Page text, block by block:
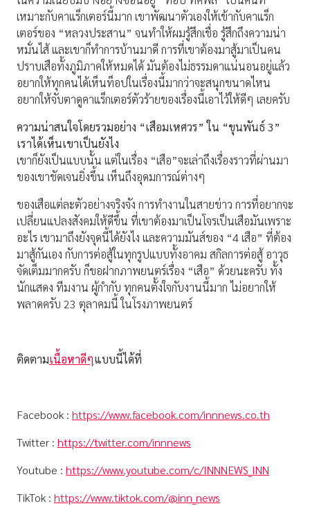
เหมาะกับคาแร็กเตอร์นี้มาก เขาพัฒนาตัวเองให้เข้ากับคาแร็ก
เตอร์ของ “หลวงประสาน” จนทำให้ผมรู้สึกเชื่อ รู้สึกถึงความน่า
หมั่นไส้ และเขาก็ทำการบ้านมาดี การที่เขาต้องมาสู้มาเป็นคน
ปราบเสือทั้งภูมิภาคให้หมดได้ มันต้องไม่ธรรมดาแน่นอนอยู่แล้ว
อยากให้ทุกคนได้เห็นท็อปในเรื่องนี้มากว่าจะสนุกขนาดไหน
อยากให้จับตาดูคาแร็กเตอร์ตัวร้ายของเรื่องนี้เอาไว้ให้ดีๆ เลยครับ
ความน่าสนใจโดยรวมอย่าง “เสือมเหศวร” ใน “ขุนพันธ์ 3”
เราได้เห็นเขาเป็นยังไง
เขาก็ยังเป็นแบบนั้น แต่ในเรื่อง “เสือ”จะเล่าถึงเรื่องราวที่ผ่านมา
ของเขาชัดเจนยิ่งขึ้น เห็นถึงอุดมการณ์ต่างๆ
ของเสือแต่ละตัวอย่างจริงจัง การทำงานในสายข่าว การที่อยากจะ
เปลี่ยนแปลงสังคมให้ดีขึ้น ที่เขาต้องมาเป็นโจรเป็นเสือมันเพราะ
อะไร เขามาถึงยังจุดนี้ได้ยังไง และความมันส์ของ “4 เสือ” ที่ต้อง
มาสู้กันเอง กับการต่อสู้ในทุกรูปแบบทั้งอาคม สกิลการต่อสู้ อาวุธ
จัดเต็มมากครับ ก็ขอฝากภาพยนตร์เรื่อง “เสือ” ด้วยนะครับ ทั้ง
นักแสดง ทีมงาน ผู้กำกับ ทุกคนตั้งใจกับงานนี้มาก ไม่อยากให้
พลาดครับ 23 ตุลาคมนี้ ในโรงภาพยนตร์
ติดตามเนื้อหาดีๆแบบนี้ได้ที่
Facebook : https://www.facebook.com/innnews.co.th
Twitter : https://twitter.com/innnews
Youtube : https://www.youtube.com/c/INNNEWS_INN
TikTok : https://www.tiktok.com/@inn_news